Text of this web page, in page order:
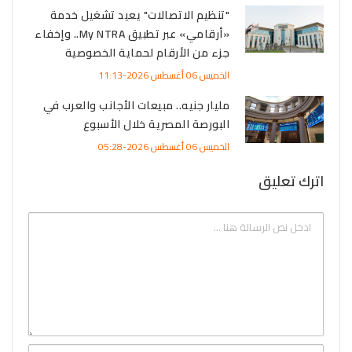
"تنظيم الاتصالات" يعيد تشغيل خدمة
«أرقامي» عبر تطبيق My NTRA.. وإخفاء
جزء من الأرقام لحماية الخصوصية
الخميس 06 أغسطس 2026-11:13
مليار جنيه.. مبيعات الأجانب والعرب في
البورصة المصرية خلال الأسبوع
الخميس 06 أغسطس 2026-05:28
اترك تعليق